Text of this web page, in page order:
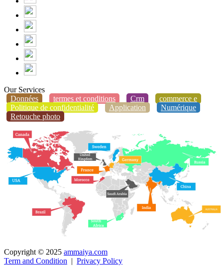
Our Services
Données
termes et conditions Crm
commerce e
Politique de confidentialité
Application
Numérique
Retouche photo
Copyright © 2025 ammaiya.com
Term and Condition | Privacy Policy